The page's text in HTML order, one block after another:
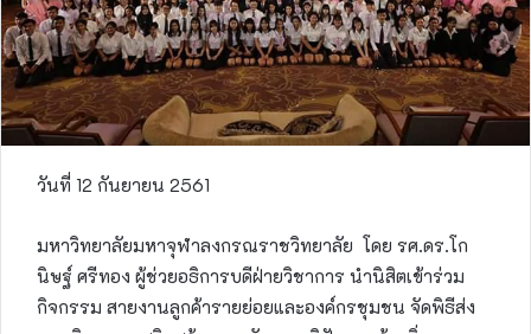
วันที่ 12 กันยายน 2561
มหาวิทยาลัยมหาจุฬา​ลงกรณราชวิทยาลัย โดย รศ.ดร.โก
นิษฐ์ ศรีทอง ผู้ช่วยอธิการบดีฝ่ายวิชาการ นำนิสิตเข้าร่วม
กิจกรรม สายงานลูกค้ารายย่อยและองค์กรชุมชน จัดพิธีส่ง